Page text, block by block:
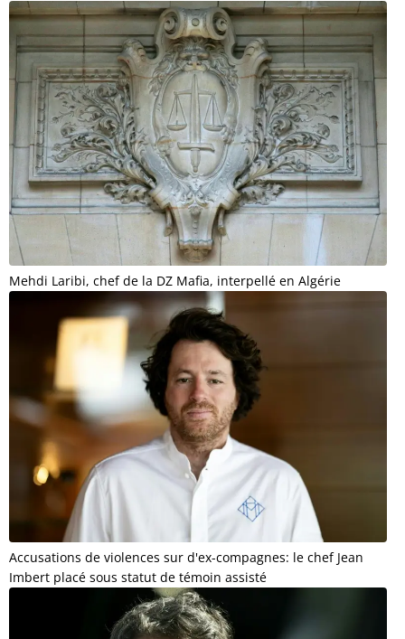
Mehdi Laribi, chef de la DZ Mafia, interpellé en Algérie
Accusations de violences sur d'ex-compagnes: le chef Jean
Imbert placé sous statut de témoin assisté